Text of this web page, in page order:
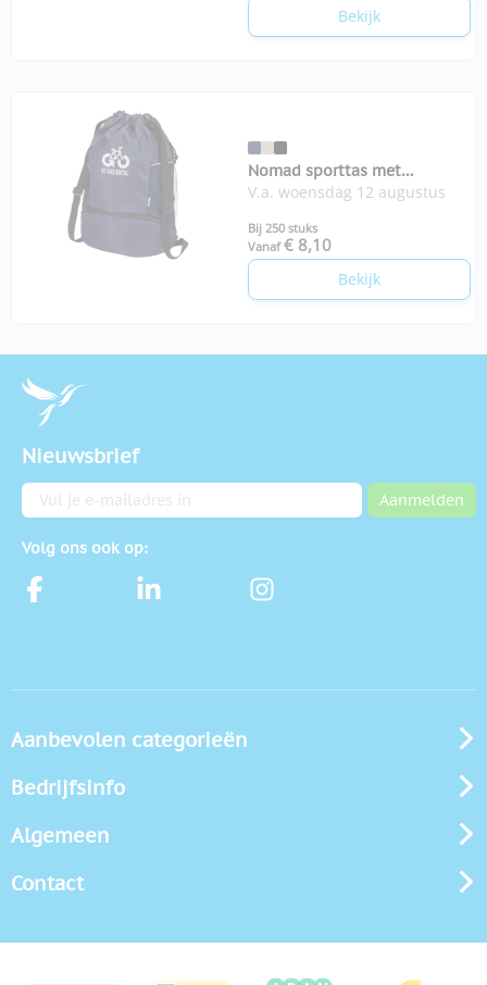
Bekijk
Nomad sporttas met
bodemvak
V.a. woensdag 12 augustus
Bij 250 stuks
Vanaf € 8,10
Bekijk
Nieuwsbrief
E-mailadres Aanmelden
Volg ons ook op:
Aanbevolen categorieën
Bedrijfsinfo
Algemeen
Contact